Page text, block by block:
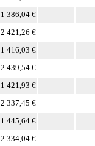
1 386,04 €
2 421,26 €
1 416,03 €
2 439,54 €
1 421,93 €
2 337,45 €
1 445,64 €
2 334,04 €